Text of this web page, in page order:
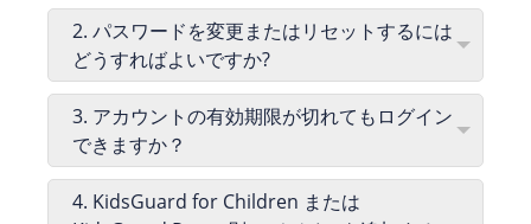
2. パスワードを変更またはリセットするには
どうすればよいですか?
3. アカウントの有効期限が切れてもログイン
できますか？
4. KidsGuard for Children または